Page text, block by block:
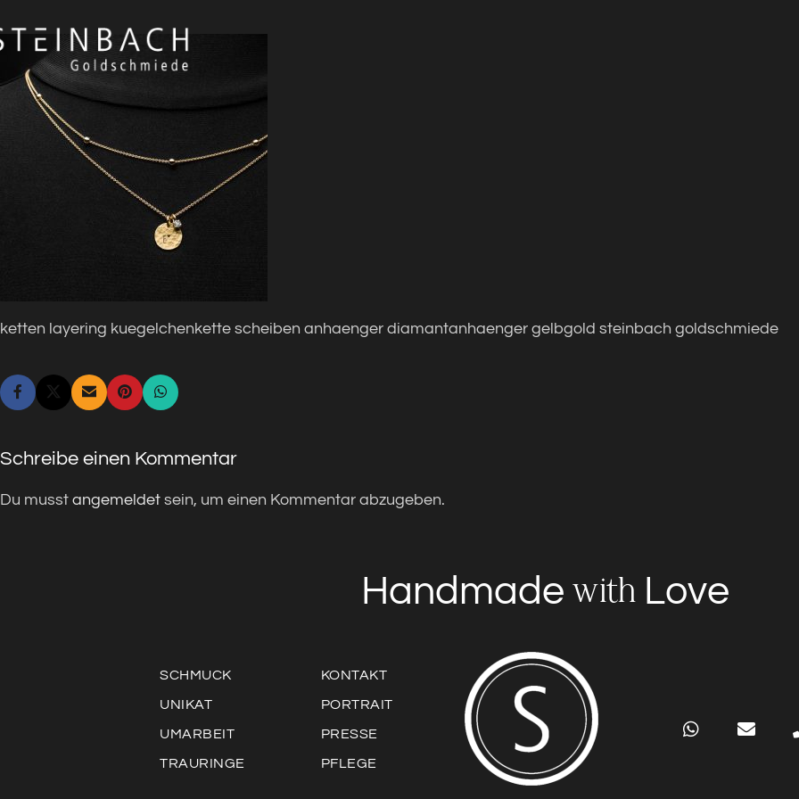
ketten layering kuegelchenkette scheiben anhaenger diamantanhaenger gelbgold steinbach goldschmiede
Schreibe einen Kommentar
Du musst angemeldet sein, um einen Kommentar abzugeben.
Handmade with Love
SCHMUCK
UNIKAT
UMARBEIT
TRAURINGE
KONTAKT
PORTRAIT
PRESSE
PFLEGE